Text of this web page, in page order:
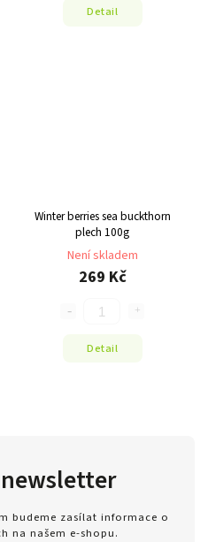
Detail
Winter berries sea buckthorn
plech 100g
Není skladem
269 Kč
Detail
budeme zasílat informace o
na našem e-shopu.